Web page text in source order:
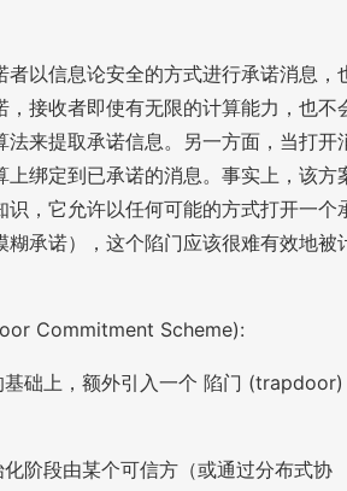
者以信息论安全的方式进行承诺消息，
，接收者即使有无限的计算能力，也不
法来提取承诺信息。另一方面，当打开
上绑定到已承诺的消息。事实上，该方
识，它允许以任何可能的方式打开一个
糊承诺），这个陷门应该很难有效地被
Commitment Scheme):
基础上，额外引入一个 陷门 (trapdoor)
阶段由某个可信方（或通过分布式协